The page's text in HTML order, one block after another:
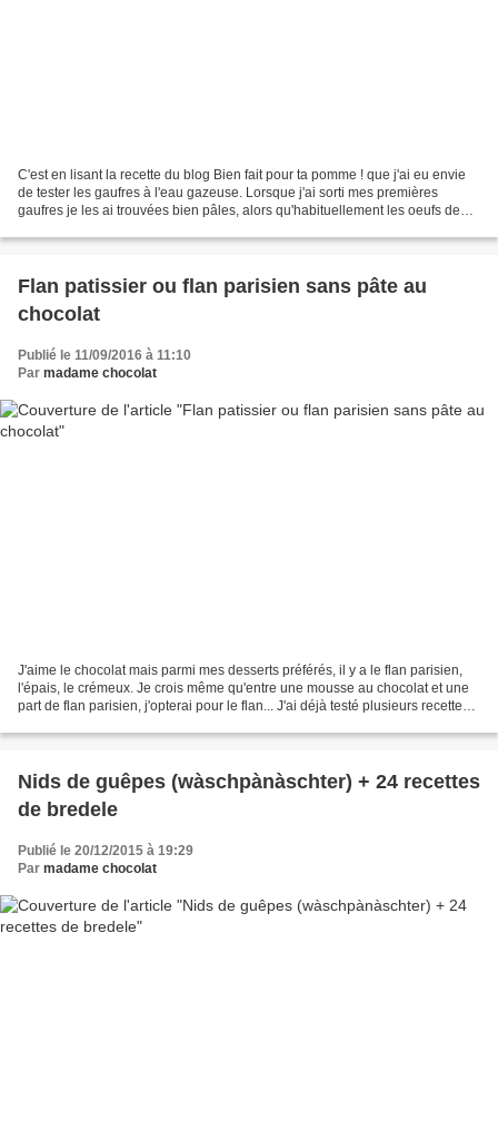
C'est en lisant la recette du blog Bien fait pour ta pomme ! que j'ai eu envie
de tester les gaufres à l'eau gazeuse. Lorsque j'ai sorti mes premières
gaufres je les ai trouvées bien pâles, alors qu'habituellement les oeufs de
Flan patissier ou flan parisien sans pâte au
chocolat
Publié le 11/09/2016 à 11:10
Par madame chocolat
J'aime le chocolat mais parmi mes desserts préférés, il y a le flan parisien,
l'épais, le crémeux. Je crois même qu'entre une mousse au chocolat et une
part de flan parisien, j'opterai pour le flan... J'ai déjà testé plusieurs recettes
Nids de guêpes (wàschpànàschter) + 24 recettes
de bredele
Publié le 20/12/2015 à 19:29
Par madame chocolat